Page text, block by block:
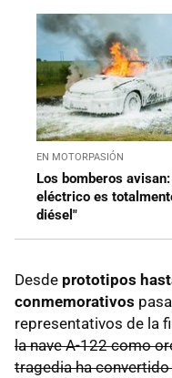
EN MOTORPASIÓN
Los bomberos
eléctrico es
diésel"
Desde prototipos
conmemorativos
representativos de la
la nave A-122 como
tragedia ha